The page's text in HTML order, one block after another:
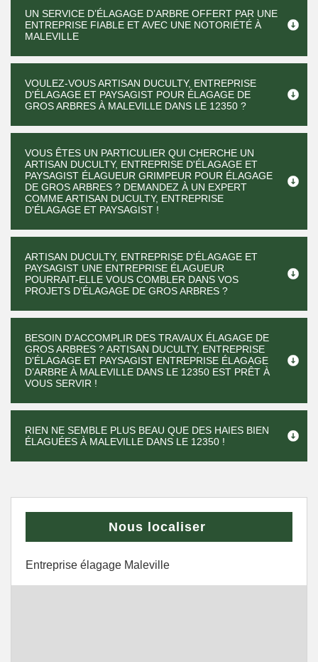
UN SERVICE D’ÉLAGAGE D’ARBRE OFFERT PAR UNE
ENTREPRISE FIABLE ET AVEC UNE NOTORIÉTÉ À
MALEVILLE
VOULEZ-VOUS ARTISAN DUCULTY, ENTREPRISE
D'ÉLAGAGE ET PAYSAGIST POUR ÉLAGAGE DE
GROS ARBRES À MALEVILLE DANS LE 12350 ?
VOUS ÊTES UN PARTICULIER QUI CHERCHE UN
ARTISAN DUCULTY, ENTREPRISE D'ÉLAGAGE ET
PAYSAGIST ÉLAGUEUR GRIMPEUR POUR ÉLAGAGE
DE GROS ARBRES ? DEMANDEZ À UN EXPERT
COMME ARTISAN DUCULTY, ENTREPRISE
D'ÉLAGAGE ET PAYSAGIST !
ARTISAN DUCULTY, ENTREPRISE D'ÉLAGAGE ET
PAYSAGIST UNE ENTREPRISE ÉLAGUEUR
POURRAIT-ELLE VOUS COMBLER DANS VOS
PROJETS D’ÉLAGAGE DE GROS ARBRES ?
BESOIN D’ACCOMPLIR DES TRAVAUX ÉLAGAGE DE
GROS ARBRES ? ARTISAN DUCULTY, ENTREPRISE
D'ÉLAGAGE ET PAYSAGIST ENTREPRISE ÉLAGAGE
D’ARBRE À MALEVILLE DANS LE 12350 EST PRÊT À
VOUS SERVIR !
RIEN NE SEMBLE PLUS BEAU QUE DES HAIES BIEN
ÉLAGUÉES À MALEVILLE DANS LE 12350 !
Nous localiser
Entreprise élagage Maleville